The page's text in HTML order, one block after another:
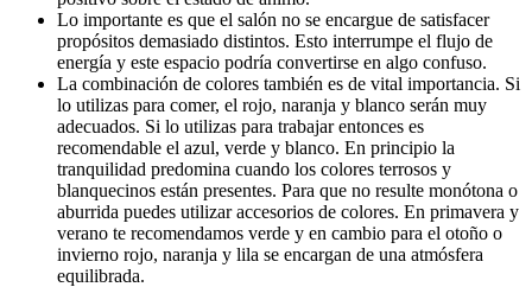
Lo importante es que el salón no se encargue de satisfacer
propósitos demasiado distintos. Esto interrumpe el flujo de
energía y este espacio podría convertirse en algo confuso.
La combinación de colores también es de vital importancia. Si
lo utilizas para comer, el rojo, naranja y blanco serán muy
adecuados. Si lo utilizas para trabajar entonces es
recomendable el azul, verde y blanco. En principio la
tranquilidad predomina cuando los colores terrosos y
blanquecinos están presentes. Para que no resulte monótona o
aburrida puedes utilizar accesorios de colores. En primavera y
verano te recomendamos verde y en cambio para el otoño o
invierno rojo, naranja y lila se encargan de una atmósfera
equilibrada.